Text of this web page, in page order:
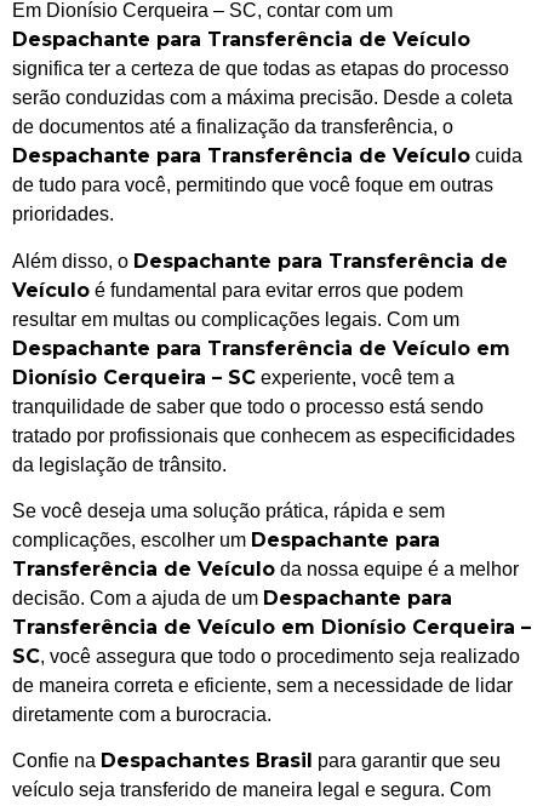
Em Dionísio Cerqueira – SC, contar com um
Despachante para Transferência de Veículo
significa ter a certeza de que todas as etapas do processo
serão conduzidas com a máxima precisão. Desde a coleta
de documentos até a finalização da transferência, o
Despachante para Transferência de Veículo cuida
de tudo para você, permitindo que você foque em outras
prioridades.
Além disso, o Despachante para Transferência de
Veículo é fundamental para evitar erros que podem
resultar em multas ou complicações legais. Com um
Despachante para Transferência de Veículo em
Dionísio Cerqueira – SC experiente, você tem a
tranquilidade de saber que todo o processo está sendo
tratado por profissionais que conhecem as especificidades
da legislação de trânsito.
Se você deseja uma solução prática, rápida e sem
complicações, escolher um Despachante para
Transferência de Veículo da nossa equipe é a melhor
decisão. Com a ajuda de um Despachante para
Transferência de Veículo em Dionísio Cerqueira –
SC, você assegura que todo o procedimento seja realizado
de maneira correta e eficiente, sem a necessidade de lidar
diretamente com a burocracia.
Confie na Despachantes Brasil
para garantir que seu
veículo seja transferido de maneira legal e segura. Com